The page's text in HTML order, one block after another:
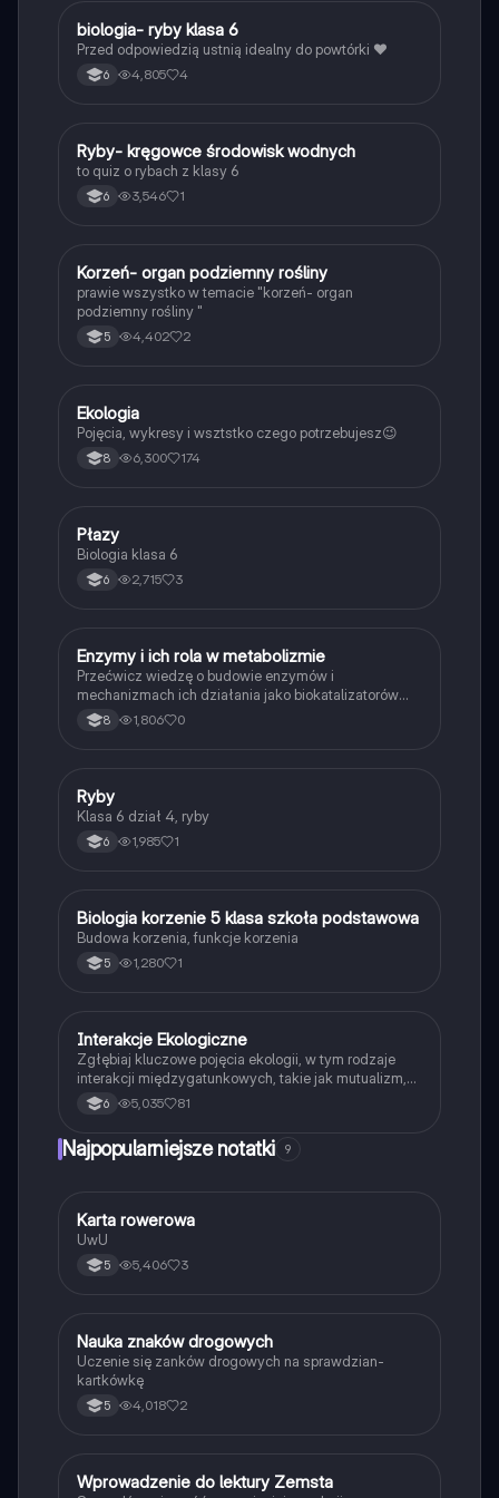
BBiologia
biologia- ryby klasa 6
Przed odpowiedzią ustnią idealny do powtórki ❤️
6 4,805 4
RBiologia
Ryby- kręgowce środowisk wodnych
to quiz o rybach z klasy 6
6 3,546 1
KBiologia
Korzeń- organ podziemny rośliny
prawie wszystko w temacie "korzeń- organ
podziemny rośliny "
5 4,402 2
Biologia
Ekologia
Pojęcia, wykresy i wsztstko czego potrzebujesz😉
8 6,300 174
PBiologia
Płazy
Biologia klasa 6
6 2,715 3
EBiologia
Enzymy i ich rola w metabolizmie
Przećwicz wiedzę o budowie enzymów i
mechanizmach ich działania jako biokatalizatorów
przyspieszających reakcje.
8 1,806 0
RBiologia
Ryby
Klasa 6 dział 4, ryby
6 1,985 1
BBiologia
Biologia korzenie 5 klasa szkoła podstawowa
Budowa korzenia, funkcje korzenia
5 1,280 1
Biologia
Interakcje Ekologiczne
Zgłębiaj kluczowe pojęcia ekologii, w tym rodzaje
interakcji międzygatunkowych, takie jak mutualizm,
komensalizm, drapieżnictwo i pasożytnictwo.
Dowiedz się o strukturze populacji, ekosystemach
studentów biologii i ekologii. Typ: podsumowanie.
6 5,035 81
Najpopularniejsze notatki 9
KTechnika
Karta rowerowa
UwU
5 5,406 3
NTechnika
Nauka znaków drogowych
Uczenie się zanków drogowych na sprawdzian-
kartkówkę
5 4,018 2
WJęzyk polski
Wprowadzenie do lektury Zemsta